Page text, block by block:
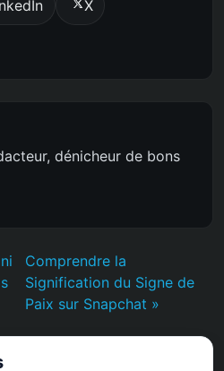
X
dénicheur de bons
Comprendre la
Signification du Signe de
Paix sur Snapchat »